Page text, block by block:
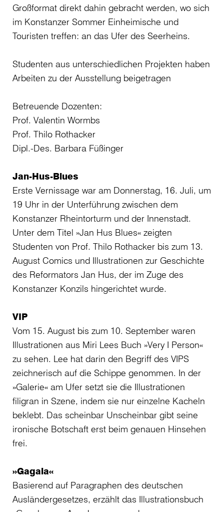
Großformat direkt dahin gebracht werden, wo sich
im Konstanzer Sommer Einheimische und
Touristen treffen: an das Ufer des Seerheins.
Studenten aus unterschiedlichen Projekten haben
Arbeiten zu der Ausstellung beigetragen
Betreuende Dozenten:
Prof. Valentin Wormbs
Prof. Thilo Rothacker
Dipl.-Des. Barbara Füßinger
Jan-Hus-Blues
Erste Vernissage war am Donnerstag, 16. Juli, um
19 Uhr in der Unterführung zwischen dem
Konstanzer Rheintorturm und der Innenstadt.
Unter dem Titel »Jan Hus Blues« zeigten
Studenten von Prof. Thilo Rothacker bis zum 13.
August Comics und Illustrationen zur Geschichte
des Reformators Jan Hus, der im Zuge des
Konstanzer Konzils hingerichtet wurde.
VIP
Vom 15. August bis zum 10. September waren
Illustrationen aus Miri Lees Buch »Very I Person«
zu sehen. Lee hat darin den Begriff des VIPS
zeichnerisch auf die Schippe genommen. In der
»Galerie« am Ufer setzt sie die Illustrationen
filigran in Szene, indem sie nur einzelne Kacheln
beklebt. Das scheinbar Unscheinbar gibt seine
ironische Botschaft erst beim genauen Hinsehen
frei.
»Gagala«
Basierend auf Paragraphen des deutschen
Ausländergesetzes, erzählt das Illustrationsbuch